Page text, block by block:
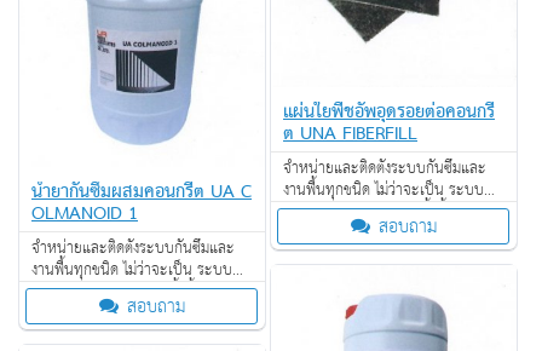
แผ่นใยพืชอัพอุดรอยต่อคอนกรี
ต UNA FIBERFILL
จำหน่ายและติดตั้งระบบกันซึมและ
งานพื้นทุกชนิด ไม่ว่าจะเป็น ระบบ
งานกันซึม ระบบงานติดตั้งพื้น งาน
ป้องกันไฟลาม งานเคลือบปกป้องพื้น
ผิว งานเคลือบสารสะท้อนความร้อน
สอบถาม
น้ำยากันซึมผสมคอนกรีต UA C
OLMANOID 1
จำหน่ายและติดตั้งระบบกันซึมและ
งานพื้นทุกชนิด ไม่ว่าจะเป็น ระบบ
งานกันซึม ระบบงานติดตั้งพื้น งาน
ป้องกันไฟลาม งานเคลือบปกป้องพื้น
ผิว งานเคลือบสารสะท้อนความร้อน
สอบถาม